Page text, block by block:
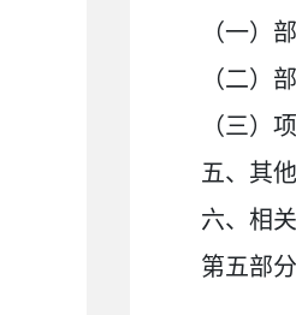
（一）
（二）
（三）
五、其
六、相
第五部分